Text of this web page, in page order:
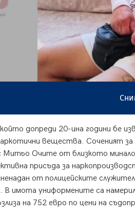
допреди 20-ина години бе
вещества. Соченият
Митьо Очите от близкото
присъда за
от полицейските
В имота униформените са
на 752 евро по цени на